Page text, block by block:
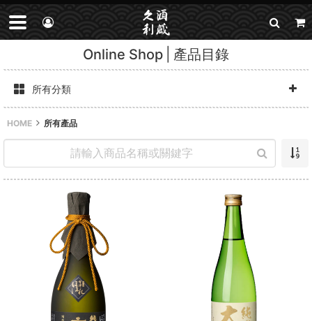
Online Shop 產品目錄
所有分類
HOME 所有產品